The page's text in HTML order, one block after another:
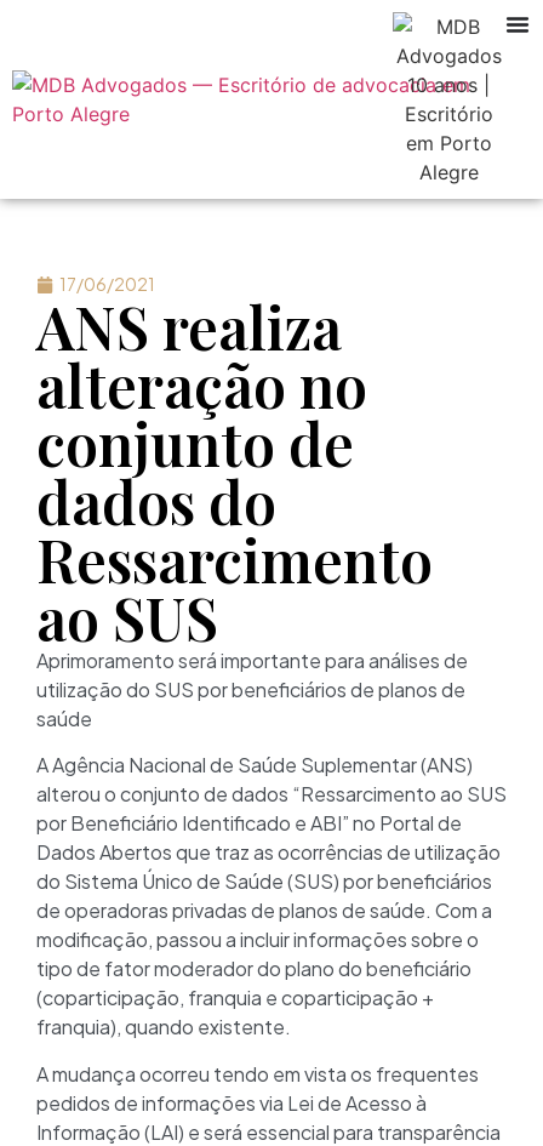
17/06/2021
ANS realiza
alteração no
conjunto de
dados do
Ressarcimento
ao SUS
Aprimoramento será importante para análises de
utilização do SUS por beneficiários de planos de
saúde
A Agência Nacional de Saúde Suplementar (ANS)
alterou o conjunto de dados “Ressarcimento ao SUS
por Beneficiário Identificado e ABI” no Portal de
Dados Abertos que traz as ocorrências de utilização
do Sistema Único de Saúde (SUS) por beneficiários
de operadoras privadas de planos de saúde. Com a
modificação, passou a incluir informações sobre o
tipo de fator moderador do plano do beneficiário
(coparticipação, franquia e coparticipação +
franquia), quando existente.
A mudança ocorreu tendo em vista os frequentes
pedidos de informações via Lei de Acesso à
Informação (LAI) e será essencial para transparência